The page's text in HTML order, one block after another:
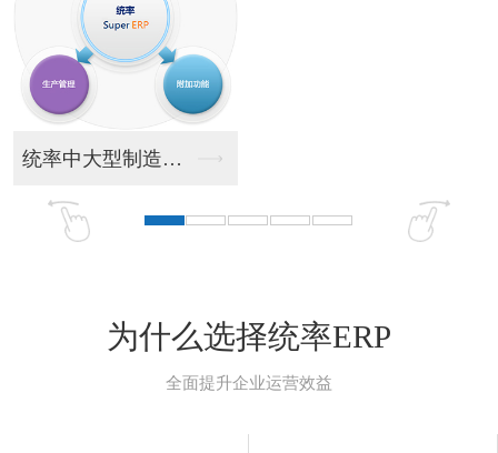
统率中大型制造业ER...
为什么选择统率ERP
全面提升企业运营效益